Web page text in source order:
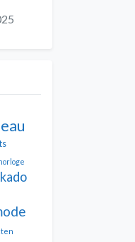
kado